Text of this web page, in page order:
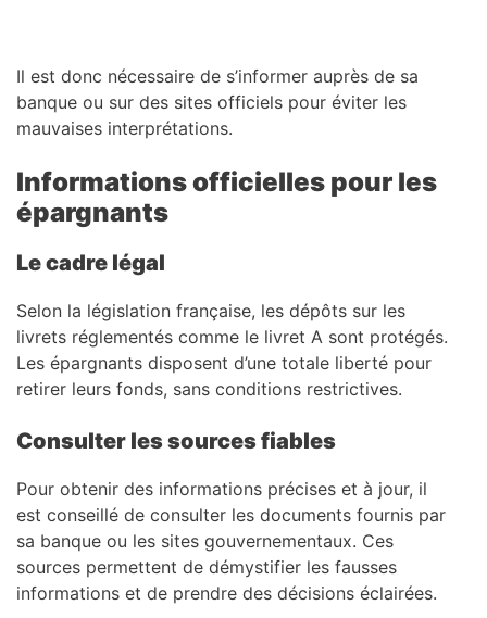
Il est donc nécessaire de s’informer auprès de sa
banque ou sur des sites officiels pour éviter les
mauvaises interprétations.
Informations officielles pour les
épargnants
Le cadre légal
Selon la législation française, les dépôts sur les
livrets réglementés comme le livret A sont protégés.
Les épargnants disposent d’une totale liberté pour
retirer leurs fonds, sans conditions restrictives.
Consulter les sources fiables
Pour obtenir des informations précises et à jour, il
est conseillé de consulter les documents fournis par
sa banque ou les sites gouvernementaux. Ces
sources permettent de démystifier les fausses
informations et de prendre des décisions éclairées.